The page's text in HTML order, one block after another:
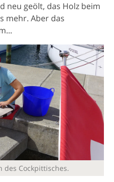
neu geölt, das Holz beim
mehr. Aber das
des Cockpittisches.